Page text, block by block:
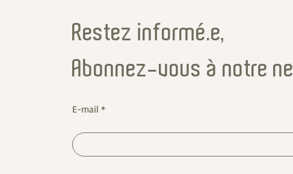
Restez informé·e,
Abonnez-vous à notre
E-mail